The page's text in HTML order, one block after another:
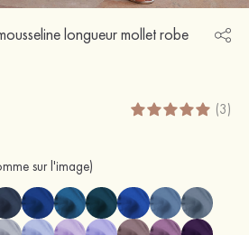
longueur mollet robe
(3)
sur l'image)